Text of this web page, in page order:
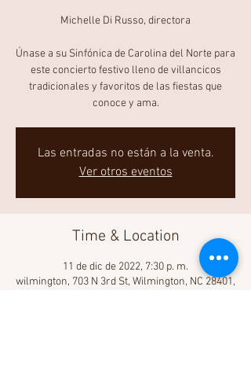
Michelle Di Russo, directora
Únase a su Sinfónica de Carolina del Norte para
este concierto festivo lleno de villancicos
tradicionales y favoritos de las fiestas que
conoce y ama.
Las entradas no están a la venta.
Ver otros eventos
Time & Location
11 de dic de 2022, 7:30 p. m.
wilmington, 703 N 3rd St, Wilmington, NC 28401,